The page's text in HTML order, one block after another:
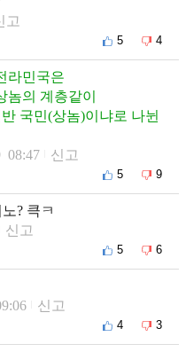
고
5 4
라민국은
의 계층같이
국민(상놈)이냐로 나뉜
08:47 신고
5 9
? 큭ㅋ
신고
5 6
신고
4 3